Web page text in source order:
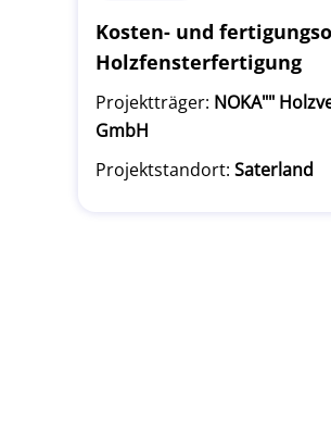
Kosten- und
Holzfensterfertigung
Projektträger: NOKA""
GmbH
Projektstandort: Saterland